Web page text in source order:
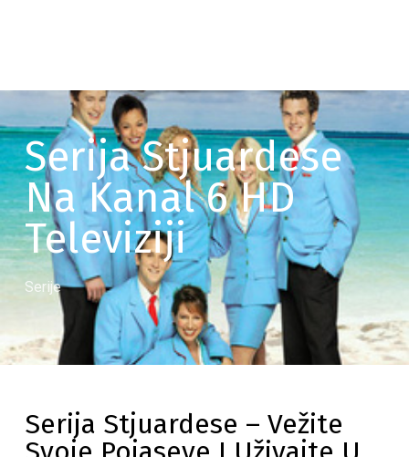
Serija Stjuardese
Na Kanal 6 HD
Televiziji
Serije
Serija Stjuardese – Vežite